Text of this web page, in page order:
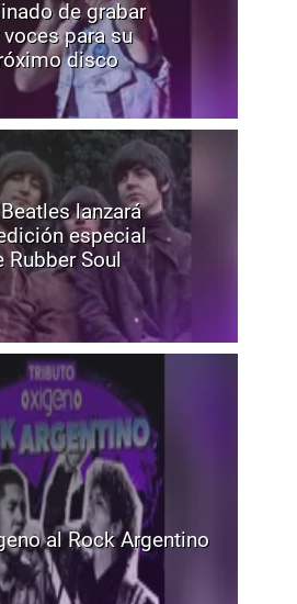
de grabar
para su
disco
lanzará
especial
Rubber Soul
al Rock Argentino